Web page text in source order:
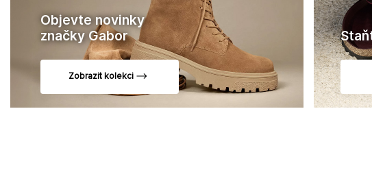
Objevte novinky
značky Gabor
Zobrazit kolekci